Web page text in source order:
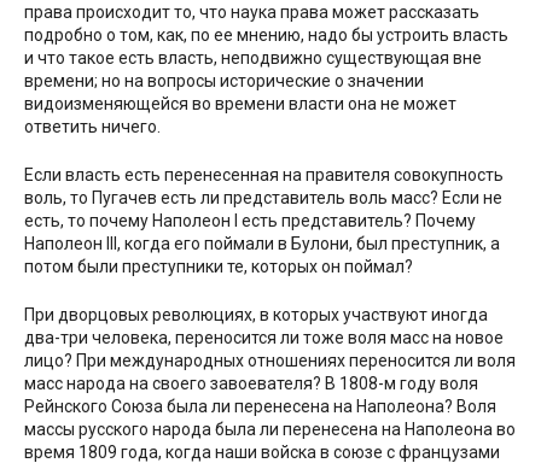
права происходит то, что наука права может рассказать
подробно о том, как, по ее мнению, надо бы устроить власть
и что такое есть власть, неподвижно существующая вне
времени; но на вопросы исторические о значении
видоизменяющейся во времени власти она не может
ответить ничего.
Если власть есть перенесенная на правителя совокупность
воль, то Пугачев есть ли представитель воль масс? Если не
есть, то почему Наполеон I есть представитель? Почему
Наполеон III, когда его поймали в Булони, был преступник, а
потом были преступники те, которых он поймал?
При дворцовых революциях, в которых участвуют иногда
два-три человека, переносится ли тоже воля масс на новое
лицо? При международных отношениях переносится ли воля
масс народа на своего завоевателя? В 1808-м году воля
Рейнского Союза была ли перенесена на Наполеона? Воля
массы русского народа была ли перенесена на Наполеона во
время 1809 года, когда наши войска в союзе с французами